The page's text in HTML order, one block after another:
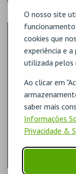
O nosso site
cookies que
experiência e
utilizada pelos
Ao clicar em
saber mais
Informações
Privacidade &
PASSO-